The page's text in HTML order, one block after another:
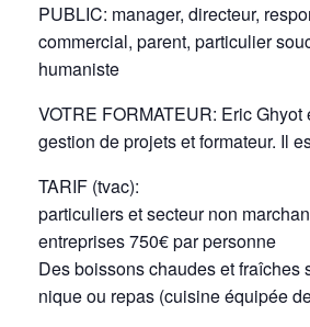
PUBLIC: manager, directeur,
commercial, parent, particulier
humaniste
VOTRE FORMATEUR: Eric
gestion de projets et formateur. Il
TARIF (tvac):
particuliers et secteur non
entreprises 750€ par personne
Des boissons chaudes et
nique ou repas (cuisine équipée